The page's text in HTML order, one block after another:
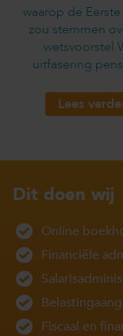
waarop de
zou stemmen
wetsvoorstel
uitfasering
Lees
Dit doen wij
Online
Financiële
Fiscaal en